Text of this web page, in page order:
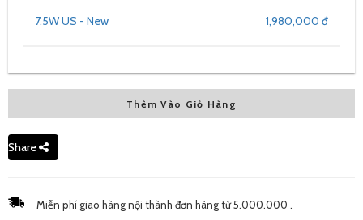
1,980,000 đ
7.5W US - New
Thêm Vào Giỏ Hàng
Share
Miễn phí giao hàng nội thành đơn hàng từ 5.000.000 .